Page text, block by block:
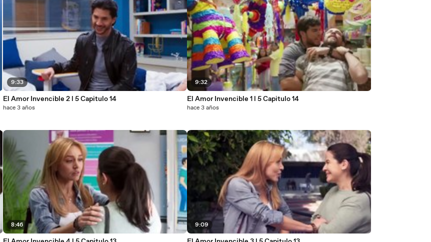
9:33
El Amor Invencible 2 l 5 Capitulo 14
hace 3 años
8:46
9:32
El Amor Invencible 1 l 5 Capitulo 14
hace 3 años
9:09